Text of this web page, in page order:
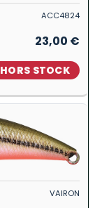
ACC4824
23,00 €
HORS STOCK
VAIRON